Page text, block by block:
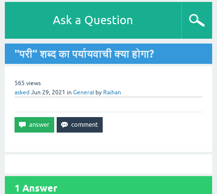
Ask a Question
"परी" शब्द का पर्यायवाची क्या होगा?
565 views
asked Jun 29, 2021 in General by Raihan
1 Answer